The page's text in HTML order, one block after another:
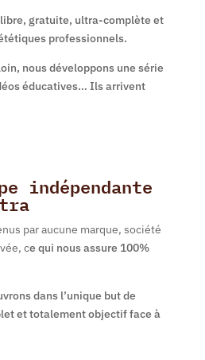
libre, gratuite, ultra-complète et
professionnels.
nous développons une série
éducatives… Ils arrivent
indépendante
par aucune marque, société
ce qui nous assure 100%
dans l’unique but de
et totalement objectif face à